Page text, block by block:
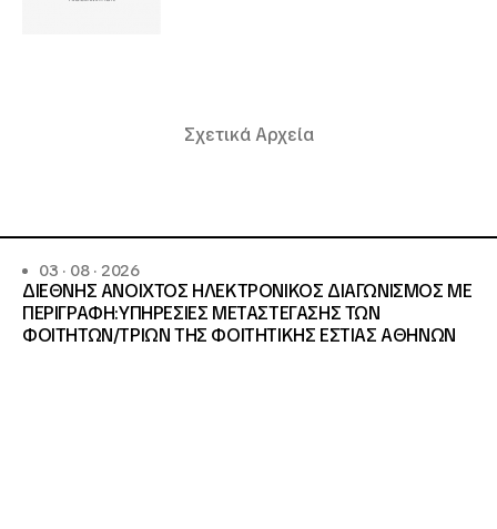
Σχετικά Αρχεία
03 · 08 · 2026
ΔΙΕΘΝΗΣ ΑΝΟΙΧΤΟΣ ΗΛΕΚΤΡΟΝΙΚΟΣ ΔΙΑΓΩΝΙΣΜΟΣ ΜΕ
ΠΕΡΙΓΡΑΦΗ:ΥΠΗΡΕΣΙΕΣ METAΣΤΕΓΑΣΗΣ ΤΩΝ
ΦΟΙΤΗΤΩΝ/ΤΡΙΩΝ ΤΗΣ ΦΟΙΤΗΤΙΚΗΣ ΕΣΤΙΑΣ ΑΘΗΝΩΝ